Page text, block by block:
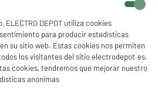
más información ?
el ficha de producto
ELECTRO DEPOT utiliza cookies
para producir estadísticas
su sitio web. Estas cookies nos permiten
los visitantes del sitio electrodepot.es.
cookies, tendremos que mejorar nuestro
anónimas